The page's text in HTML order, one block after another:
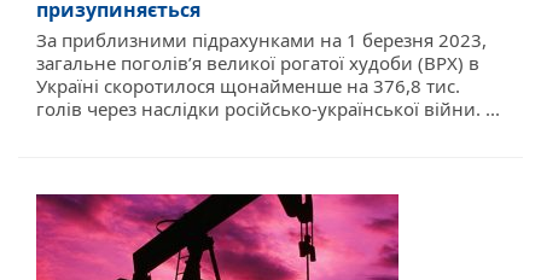
призупиняється
За приблизними підрахунками на 1 березня 2023,
загальне поголів’я великої рогатої худоби (ВРХ) в
Україні скоротилося щонайменше на 376,8 тис.
голів через наслідки російсько-української війни. ...